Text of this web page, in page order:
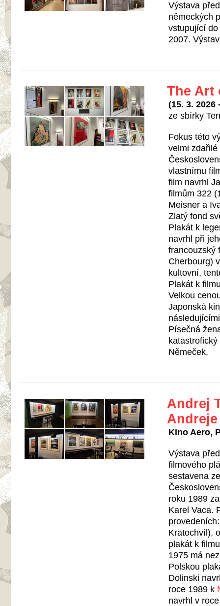
Výstava
německých
vstupující
2007.
The Art
(15. 3.
ze sbírky
Fokus této
velmi
vlastnímu
film navrhl
filmům 322
Meisner a
Zlatý fond
Plakát k
navrhl při
francouzský
Cherbourg)
kultovní,
Plakát k
Velkou
Japonská
Písečná
Němeček.
Andrej
Kino Aero,
Výstava
filmového
sestavena
roku 1989
Karel Vaca.
Kratochvíl),
plakát k
1975 má
Polskou
Dolinski
roce 1989 k
navrhl v